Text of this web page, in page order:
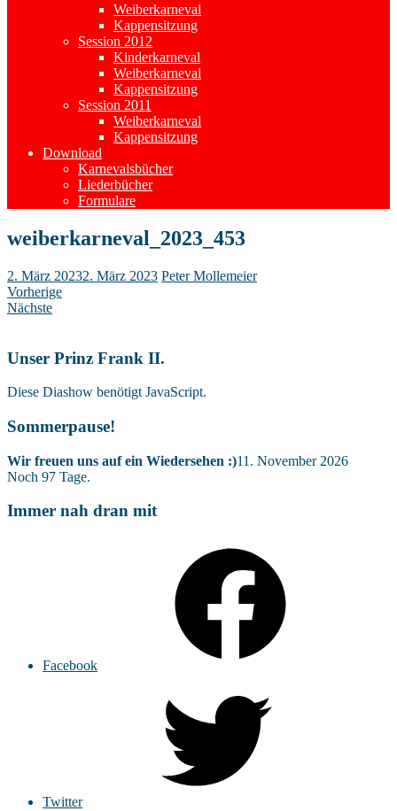
Weiberkarneval
Kappensitzung
Session 2012
Kinderkarneval
Weiberkarneval
Kappensitzung
Session 2011
Weiberkarneval
Kappensitzung
Download
Karnevalsbücher
Liederbücher
Formulare
weiberkarneval_2023_453
2. März 20232. März 2023 Peter Mollemeier
Vorherige
Nächste
Unser Prinz Frank II.
Diese Diashow benötigt JavaScript.
Sommerpause!
Wir freuen uns auf ein Wiedersehen :)11. November 2026
Noch 97 Tage.
Immer nah dran mit
Facebook
Twitter